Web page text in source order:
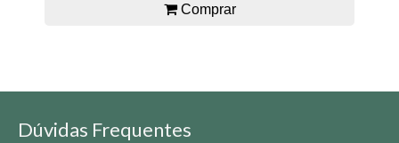
Comprar
Dúvidas Frequentes